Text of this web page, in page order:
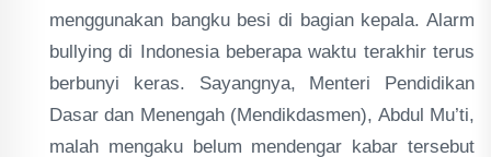
menggunakan bangku besi di bagian kepala. Alarm
bullying di Indonesia beberapa waktu terakhir terus
berbunyi keras. Sayangnya, Menteri Pendidikan
Dasar dan Menengah (Mendikdasmen), Abdul Mu’ti,
malah mengaku belum mendengar kabar tersebut